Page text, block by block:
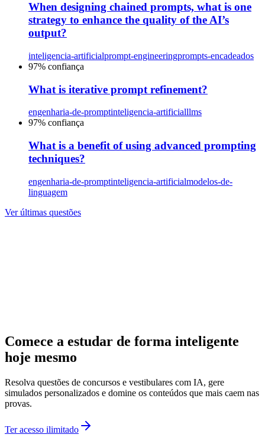
When designing chained prompts, what is one
strategy to enhance the quality of the AI’s
output?
inteligencia-artificialprompt-engineeringprompts-encadeados
97% confiança
What is iterative prompt refinement?
engenharia-de-promptinteligencia-artificialllms
97% confiança
What is a benefit of using advanced prompting
techniques?
engenharia-de-promptinteligencia-artificialmodelos-de-
linguagem
Ver últimas questões
Comece a estudar de forma inteligente
hoje mesmo
Resolva questões de concursos e vestibulares com IA, gere
simulados personalizados e domine os conteúdos que mais caem nas
provas.
Ter acesso ilimitado